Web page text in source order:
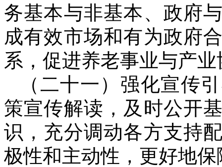
务基本与非基本、政府
成有效市场和有为政府
系，促进养老事业与产
（二十一）强化宣传
策宣传解读，及时公开
识，充分调动各方支持
极性和主动性，更好地